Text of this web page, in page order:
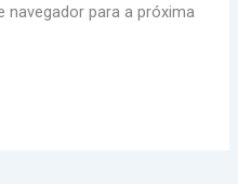
navegador para a próxima